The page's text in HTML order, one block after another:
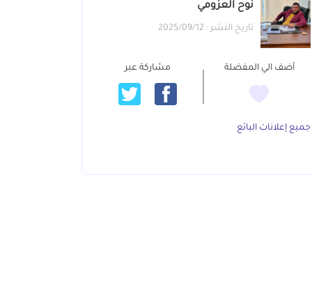
نوح العزومي
تاريخ النشر : 2025/09/12
أضف الي المفضلة مشاركة عبر
جميع إعلانات البائع